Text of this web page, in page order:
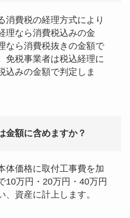
消費税の経理方式により
理なら消費税込みの金
なら消費税抜きの金額で
免税事業者は税込経理に
込みの金額で判定しま
金額に含めますか？
体価格に取付工事費を加
10万円・20万円・40万円
、資産に計上します。